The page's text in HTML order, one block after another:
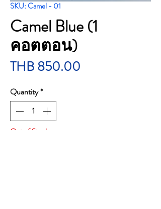
SKU: Camel - 01
Camel Blue (1
คอตตอน)
THB 850.00
Quantity*
Out of Stock